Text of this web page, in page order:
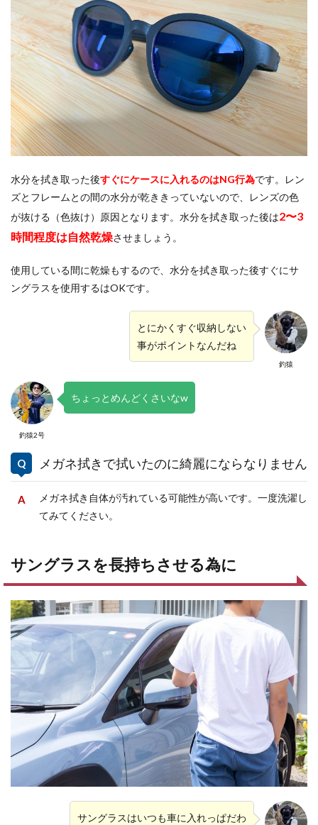
水分を拭き取った後すぐにケースに入れるのはNG行為です。レン
ズとフレームとの間の水分が乾ききっていないので、レンズの色
が抜ける（色抜け）原因となります。水分を拭き取った後は2〜3
時間程度は自然乾燥させましょう。
使用している間に乾燥もするので、水分を拭き取った後すぐにサ
ングラスを使用するはOKです。
釣猿
とにかくすぐ収納しない
事がポイントなんだね
釣猿2号
ちょっとめんどくさいなw
メガネ拭きで拭いたのに綺麗にならなりません
メガネ拭き自体が汚れている可能性が高いです。一度洗濯し
てみてください。
サングラスを長持ちさせる為に
サングラスはいつも車に入れっぱだわ